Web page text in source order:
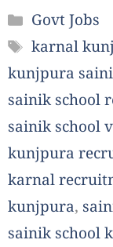
Categories
Govt Jobs
Tags
karnal
kunjpura
sainik school
sainik school
kunjpura
karnal
kunjpura,
sainik school